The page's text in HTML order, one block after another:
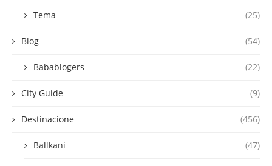
Tema (25)
Blog (54)
Babablogers (22)
City Guide (9)
Destinacione (456)
Ballkani (47)